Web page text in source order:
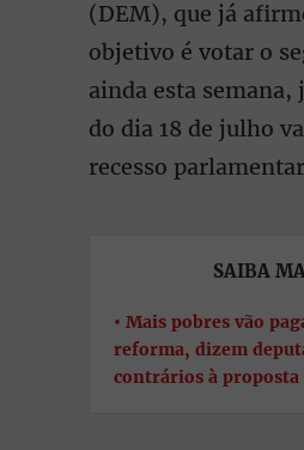
(DEM), que já
objetivo é votar o
ainda esta semana,
do dia 18 de julho
recesso
SAIBA
Mais pobres vão
reforma, dizem
contrários à proposta